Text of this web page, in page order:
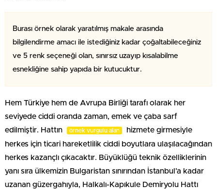
Burası örnek olarak yaratılmış makale arasında
bilgilendirme amacı ile istediğiniz kadar çoğaltabileceğiniz
ve 5 renk seçeneği olan, sınırsız uzayıp kısalabilme
esnekliğine sahip yapıda bir kutucuktur.
Hem Türkiye hem de Avrupa Birliği tarafı olarak her
seviyede ciddi oranda zaman, emek ve çaba sarf
edilmiştir. Hattın
örnek vurgulu alan
hizmete girmesiyle
herkes için ticari hareketlilik ciddi boyutlara ulaşılacağından
herkes kazançlı çıkacaktır. Büyüklüğü teknik özelliklerinin
yanı sıra ülkemizin Bulgaristan sınırından İstanbul’a kadar
uzanan güzergahıyla, Halkalı-Kapıkule Demiryolu Hattı